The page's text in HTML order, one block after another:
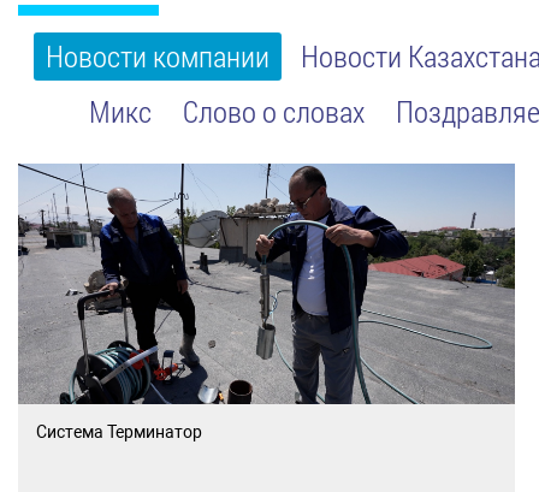
Новости компании
Новости
Микс
Слово о словах
Система Терминатор